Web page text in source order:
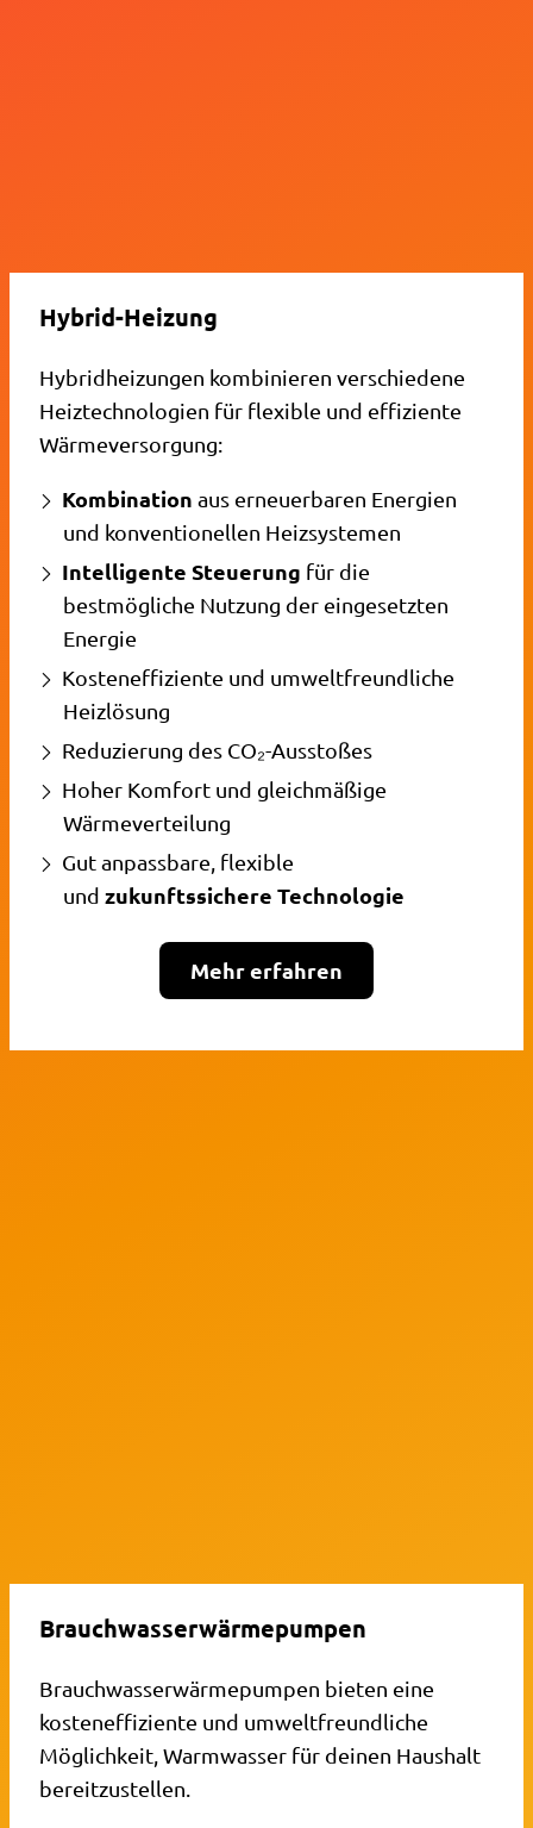
Hybrid-Heizung
Hybridheizungen kombinieren verschiedene
Heiztechnologien für flexible und effiziente
Wärmeversorgung:
Kombination aus erneuerbaren Energien
und konventionellen Heizsystemen
Intelligente Steuerung für die
bestmögliche Nutzung der eingesetzten
Energie
Kosteneffiziente und umweltfreundliche
Heizlösung
Reduzierung des CO₂-Ausstoßes
Hoher Komfort und gleichmäßige
Wärmeverteilung
Gut anpassbare, flexible
und zukunftssichere Technologie
Mehr erfahren
Brauchwasserwärmepumpen
Brauchwasserwärmepumpen bieten eine
kosteneffiziente und umweltfreundliche
Möglichkeit, Warmwasser für deinen Haushalt
bereitzustellen.